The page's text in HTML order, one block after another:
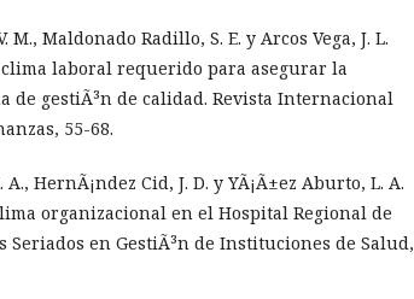
M., Maldonado Radillo, S. E. y Arcos Vega, J. L.
clima laboral requerido para asegurar la
de gestiÃ³n de calidad. Revista Internacional
55-68.
HernÃ¡ndez Cid, J. D. y YÃ¡Ã±ez Aburto, L. A.
organizacional en el Hospital Regional de
Seriados en GestiÃ³n de Instituciones de Salud,